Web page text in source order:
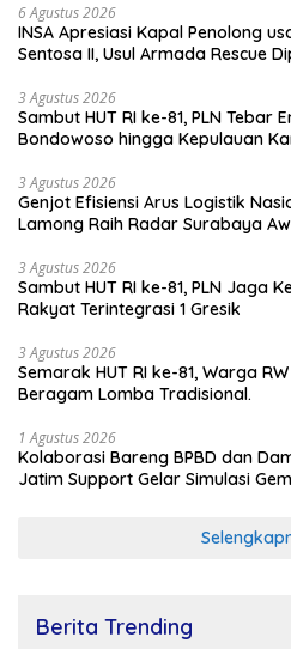
6 Agustus 2026
INSA Apresiasi Kapal Penolong
Sentosa II, Usul Armada Rescue
3 Agustus 2026
Sambut HUT RI ke-81, PLN Tebar
Bondowoso hingga Kepulauan
3 Agustus 2026
Genjot Efisiensi Arus Logistik
Lamong Raih Radar Surabaya
3 Agustus 2026
Sambut HUT RI ke-81, PLN Jaga
Rakyat Terintegrasi 1 Gresik
3 Agustus 2026
Semarak HUT RI ke-81, Warga
Beragam Lomba Tradisional.
1 Agustus 2026
Kolaborasi Bareng BPBD dan
Jatim Support Gelar Simulasi
Berita Trending